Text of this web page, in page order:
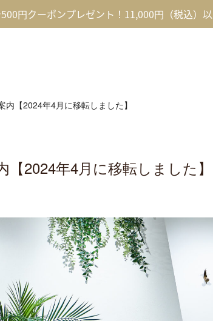
円クーポンプレゼント！11,000円（税込）
内【2024年4月に移転しました】
【2024年4月に移転しました】